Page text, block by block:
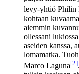
levy-yhtiö Philin
kohtaan
aiemmin
ollessani
aseiden kanssa,
lomamatka.
Marco Laguna[2]